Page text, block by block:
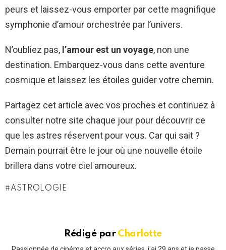
peurs et laissez-vous emporter par cette magnifique
symphonie d’amour orchestrée par l’univers.
N’oubliez pas, l’amour est un voyage, non une
destination. Embarquez-vous dans cette aventure
cosmique et laissez les étoiles guider votre chemin.
Partagez cet article avec vos proches et continuez à
consulter notre site chaque jour pour découvrir ce
que les astres réservent pour vous. Car qui sait ?
Demain pourrait être le jour où une nouvelle étoile
brillera dans votre ciel amoureux.
ASTROLOGIE
Rédigé par Charlotte